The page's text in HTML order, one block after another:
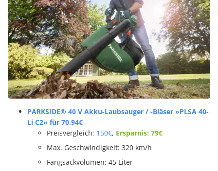
PARKSIDE® 40 V Akku-Laubsauger / -Bläser »PLSA 40-
Li C2« für 70,94€
Preisvergleich: 150€, Ersparnis: 79€
Max. Geschwindigkeit: 320 km/h
Fangsackvolumen: 45 Liter